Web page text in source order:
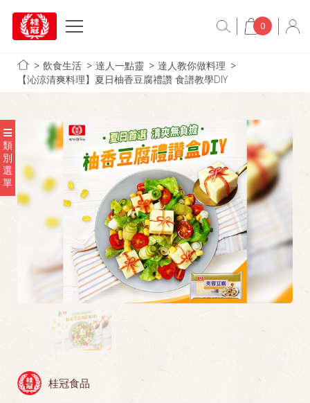
0
飲食生活 達人一點靈
達人教你做料理
【沁涼清爽料理】夏日柚香豆腐禮讚 食譜教學DIY
類
別
選
單
桂冠食品